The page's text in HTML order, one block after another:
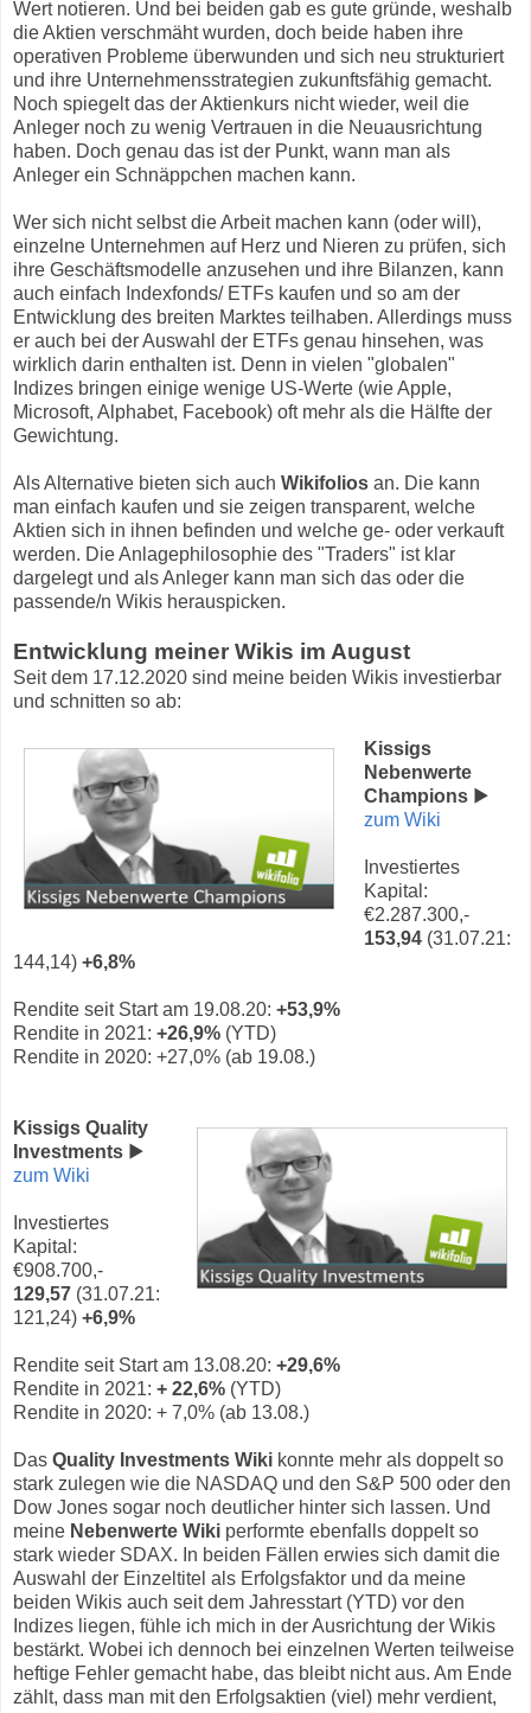
Wert notieren. Und bei beiden gab es gute gründe, weshalb
die Aktien verschmäht wurden, doch beide haben ihre
operativen Probleme überwunden und sich neu strukturiert
und ihre Unternehmensstrategien zukunftsfähig gemacht.
Noch spiegelt das der Aktienkurs nicht wieder, weil die
Anleger noch zu wenig Vertrauen in die Neuausrichtung
haben. Doch genau das ist der Punkt, wann man als
Anleger ein Schnäppchen machen kann.
Wer sich nicht selbst die Arbeit machen kann (oder will),
einzelne Unternehmen auf Herz und Nieren zu prüfen, sich
ihre Geschäftsmodelle anzusehen und ihre Bilanzen, kann
auch einfach Indexfonds/ ETFs kaufen und so am der
Entwicklung des breiten Marktes teilhaben. Allerdings muss
er auch bei der Auswahl der ETFs genau hinsehen, was
wirklich darin enthalten ist. Denn in vielen "globalen"
Indizes bringen einige wenige US-Werte (wie Apple,
Microsoft, Alphabet, Facebook) oft mehr als die Hälfte der
Gewichtung.
Als Alternative bieten sich auch Wikifolios an. Die kann
man einfach kaufen und sie zeigen transparent, welche
Aktien sich in ihnen befinden und welche ge- oder verkauft
werden. Die Anlagephilosophie des "Traders" ist klar
dargelegt und als Anleger kann man sich das oder die
passende/n Wikis herauspicken.
Entwicklung meiner Wikis im August
Seit dem 17.12.2020 sind meine beiden Wikis investierbar
und schnitten so ab:
Kissigs
Nebenwerte
Champions▶
zum Wiki
Investiertes
Kapital:
€2.287.300,-
153,94(31.07.21:
144,14) +6,8%
Rendite seit Start am 19.08.20: +53,9%
Rendite in 2021: +26,9% (YTD)
Rendite in 2020: +27,0% (ab 19.08.)
Kissigs Quality
Investments ▶
zum Wiki
Investiertes
Kapital:
€908.700,-
129,57 (31.07.21:
121,24) +6,9%
Rendite seit Start am 13.08.20: +29,6%
Rendite in 2021: + 22,6% (YTD)
Rendite in 2020: + 7,0% (ab 13.08.)
Das Quality Investments Wiki konnte mehr als doppelt so
stark zulegen wie die NASDAQ und den S&P 500 oder den
Dow Jones sogar noch deutlicher hinter sich lassen. Und
meine Nebenwerte Wiki performte ebenfalls doppelt so
stark wieder SDAX. In beiden Fällen erwies sich damit die
Auswahl der Einzeltitel als Erfolgsfaktor und da meine
beiden Wikis auch seit dem Jahresstart (YTD) vor den
Indizes liegen, fühle ich mich in der Ausrichtung der Wikis
bestärkt. Wobei ich dennoch bei einzelnen Werten teilweise
heftige Fehler gemacht habe, das bleibt nicht aus. Am Ende
zählt, dass man mit den Erfolgsaktien (viel) mehr verdient,